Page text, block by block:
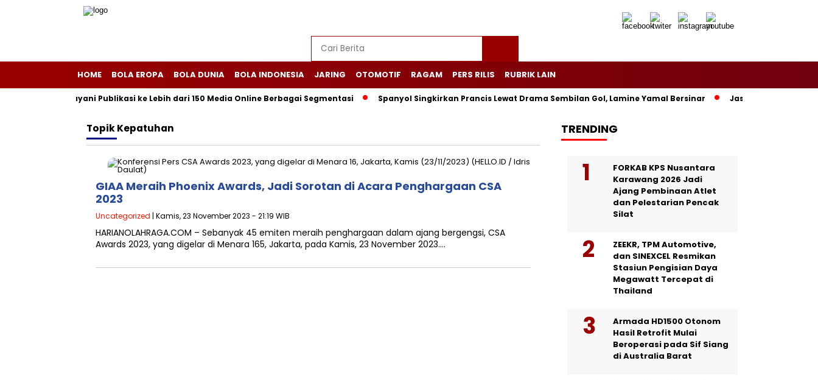
HOME BOLA EROPA BOLA DUNIA BOLA INDONESIA JARING OTOMOTIF RAGAM PERS RILIS RUBRIK LAIN
Melayani Publikasi ke Lebih dari 150 Media Online Berbagai Segmentasi Spanyol Singkirkan Prancis Lewat Drama Sembilan Gol, Lamine Yamal Bersinar Jasa Siaran Pers
TopikKepatuhan
GIAA Meraih Phoenix Awards, Jadi Sorotan di Acara Penghargaan CSA
2023
Uncategorized | Kamis, 23 November 2023 - 21:19 WIB
HARIANOLAHRAGA.COM – Sebanyak 45 emiten meraih penghargaan dalam ajang bergengsi, CSA
Awards 2023, yang digelar di Menara 165, Jakarta, pada Kamis, 23 November 2023….
TRENDING
FORKAB KPS Nusantara
Karawang 2026 Jadi
Ajang Pembinaan Atlet
dan Pelestarian Pencak
Silat
ZEEKR, TPM Automotive,
dan SINEXCEL Resmikan
Stasiun Pengisian Daya
Megawatt Tercepat di
Thailand
Armada HD1500 Otonom
Hasil Retrofit Mulai
Beroperasi pada Sif Siang
di Australia Barat